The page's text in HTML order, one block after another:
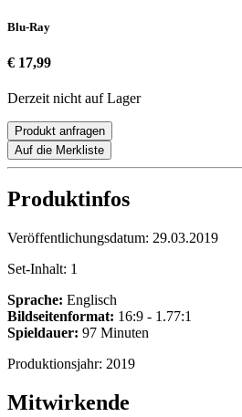
Blu-Ray
€ 17,99
Derzeit nicht auf Lager
Produkt anfragen
Auf die Merkliste
Produktinfos
Veröffentlichungsdatum: 29.03.2019
Set-Inhalt: 1
Sprache: Englisch
Bildseitenformat: 16:9 - 1.77:1
Spieldauer: 97 Minuten
Produktionsjahr: 2019
Mitwirkende